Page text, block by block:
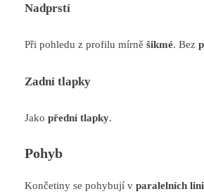
Nadprstí
Při pohledu z profilu mírně šikmé. Bez
Zadní tlapky
Jako přední tlapky.
Pohyb
Končetiny se pohybují v paralelních